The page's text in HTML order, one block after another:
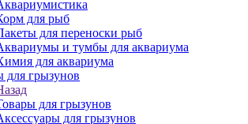
для рыб
для переноски рыб
и тумбы для аквариума
для аквариума
для грызунов
для грызунов
для грызунов